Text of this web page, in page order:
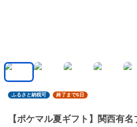
ふるさと納税可 終了まで6日
【ポケマル夏ギフト】関西有